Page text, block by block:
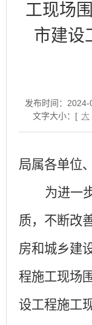
工现场
市建设
发布时间：
文字大小：[ 大
局属各单位
为进一
质，不断改
房和城乡建
程施工现场
设工程施工